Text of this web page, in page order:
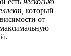
который
от
максимальную